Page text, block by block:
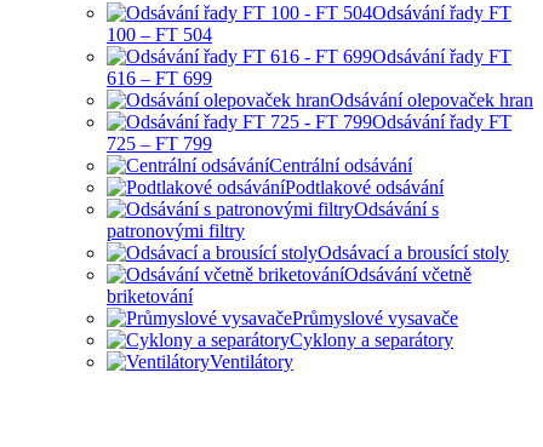
Odsávání řady FT
100 – FT 504
Odsávání řady FT
616 – FT 699
Odsávání olepovaček hran
Odsávání řady FT
725 – FT 799
Centrální odsávání
Podtlakové odsávání
Odsávání s
patronovými filtry
Odsávací a brousící stoly
Odsávání včetně
briketování
Průmyslové vysavače
Cyklony a separátory
Ventilátory